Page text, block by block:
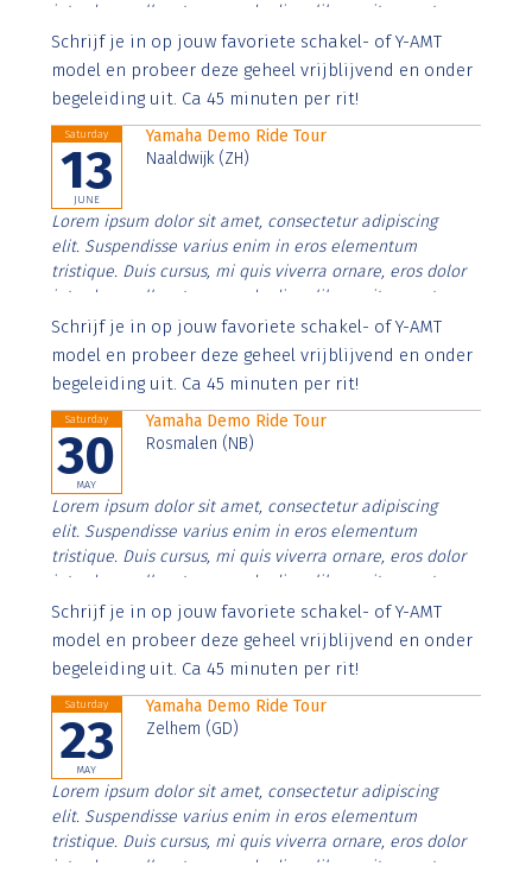
interdum nulla, ut commodo diam libero vitae erat.
Aenean faucibus nibh et justo cursus id rutrum lorem
imperdiet. Nunc ut sem vitae risus tristique posuere.
Schrijf je in op jouw favoriete schakel- of Y-AMT
model en probeer deze geheel vrijblijvend en onder
begeleiding uit. Ca 45 minuten per rit!
Saturday
13
JUNE
Yamaha Demo Ride Tour
Naaldwijk (ZH)
Lorem ipsum dolor sit amet, consectetur adipiscing
elit. Suspendisse varius enim in eros elementum
tristique. Duis cursus, mi quis viverra ornare, eros dolor
interdum nulla, ut commodo diam libero vitae erat.
Aenean faucibus nibh et justo cursus id rutrum lorem
imperdiet. Nunc ut sem vitae risus tristique posuere.
Schrijf je in op jouw favoriete schakel- of Y-AMT
model en probeer deze geheel vrijblijvend en onder
begeleiding uit. Ca 45 minuten per rit!
Saturday
30
MAY
Yamaha Demo Ride Tour
Rosmalen (NB)
Lorem ipsum dolor sit amet, consectetur adipiscing
elit. Suspendisse varius enim in eros elementum
tristique. Duis cursus, mi quis viverra ornare, eros dolor
interdum nulla, ut commodo diam libero vitae erat.
Aenean faucibus nibh et justo cursus id rutrum lorem
imperdiet. Nunc ut sem vitae risus tristique posuere.
Schrijf je in op jouw favoriete schakel- of Y-AMT
model en probeer deze geheel vrijblijvend en onder
begeleiding uit. Ca 45 minuten per rit!
Saturday
23
MAY
Yamaha Demo Ride Tour
Zelhem (GD)
Lorem ipsum dolor sit amet, consectetur adipiscing
elit. Suspendisse varius enim in eros elementum
tristique. Duis cursus, mi quis viverra ornare, eros dolor
interdum nulla, ut commodo diam libero vitae erat.